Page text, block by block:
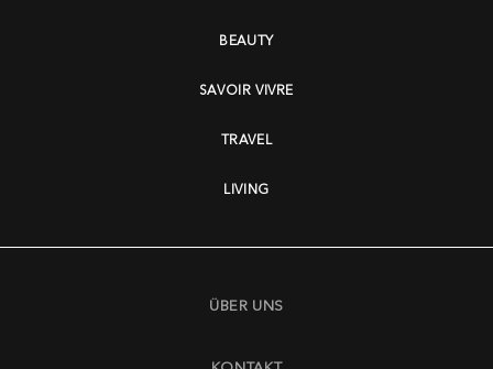
BEAUTY
SAVOIR VIVRE
TRAVEL
LIVING
ÜBER UNS